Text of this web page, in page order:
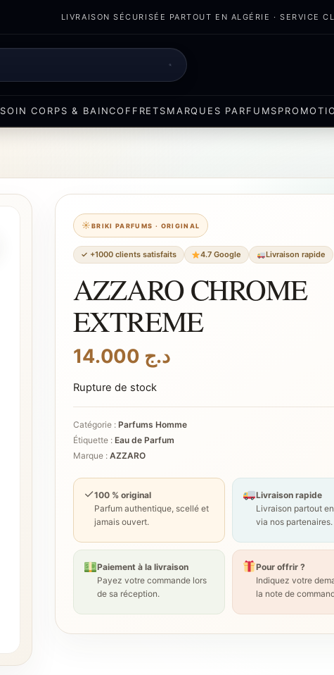
LIVRAISON SÉCURISÉE PARTOUT EN ALGÉRIE ·
SOIN CORPS & BAINCOFFRETSMARQUES PARFUMS
BRIKI PARFUMS · ORIGINAL
✓ +1000 clients satisfaits 4.7 Google Livraison rapide
AZZARO CHROME
EXTREME
د.ج
Rupture de stock
Catégorie : Parfums Homme
Étiquette : Eau de Parfum
Marque : AZZARO
✓100 % original
Parfum authentique, scellé et
jamais ouvert.
Livraison rapide
Livraison partout
via nos partenaires.
Paiement à la livraison
Payez votre commande lors
de sa réception.
Pour offrir ?
Indiquez votre
la note de